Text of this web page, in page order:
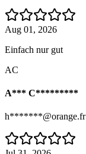
Aug 01, 2026
Einfach nur gut
AC
A*** C*********
h*******@orange.fr